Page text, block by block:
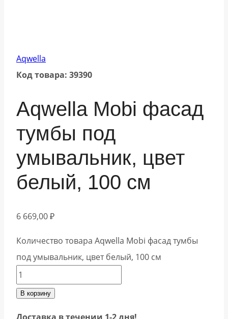
Aqwella
Код товара: 39390
Aqwella Mobi фасад
тумбы под
умывальник, цвет
белый, 100 см
6 669,00₽
Количество товара Aqwella Mobi фасад тумбы
под умывальник, цвет белый, 100 см
В корзину